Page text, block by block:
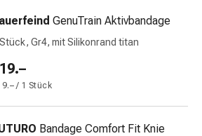
GenuTrain Aktivbandage
Gr4, mit Silikonrand titan
/ 1 Stück
Bandage Comfort Fit Knie